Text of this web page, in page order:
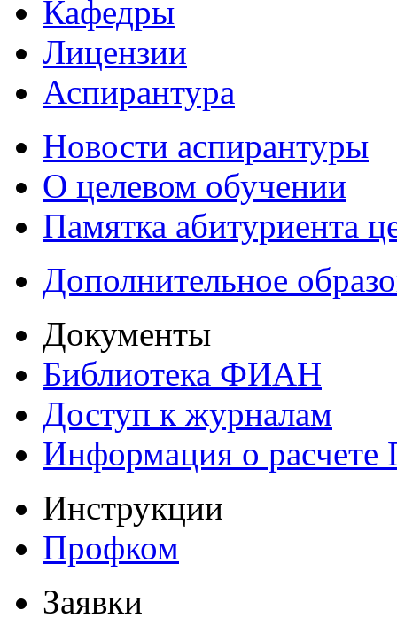
Кафедры
Лицензии
Аспирантура
Новости аспирантуры
О целевом обучении
Памятка абитуриента
Дополнительное
Документы
Библиотека ФИАН
Доступ к журналам
Информация о
Инструкции
Профком
Заявки